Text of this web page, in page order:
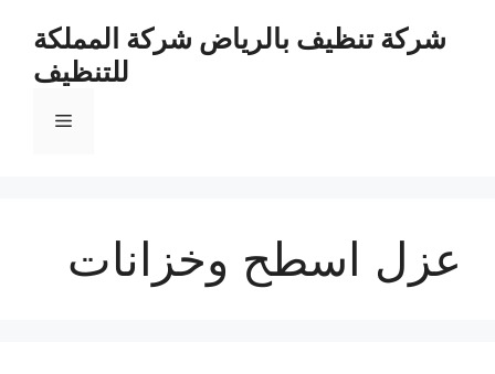
شركة تنظيف بالرياض شركة المملكة
للتنظيف
القائمة
عزل اسطح وخزانات